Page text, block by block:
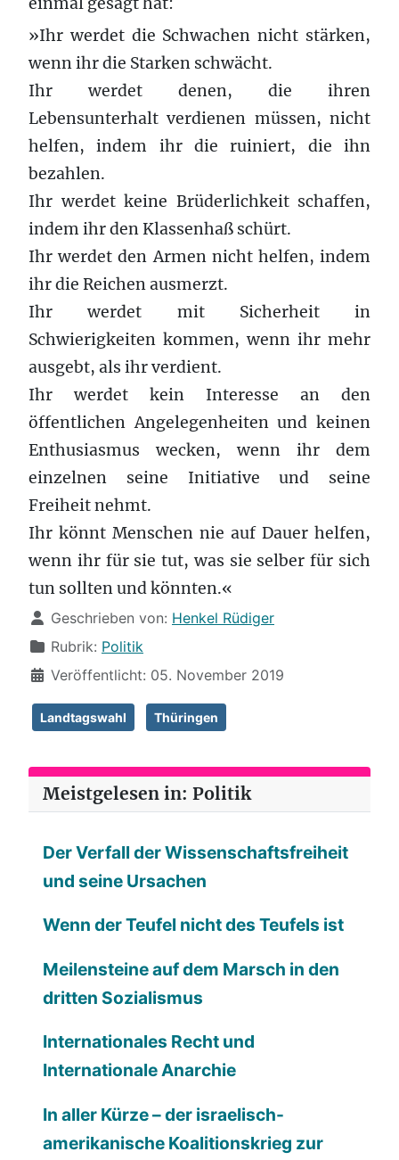
»Ihr werdet die Schwachen nicht stärken,
wenn ihr die Starken schwächt.
Ihr werdet denen, die ihren
Lebensunterhalt verdienen müssen, nicht
helfen, indem ihr die ruiniert, die ihn
bezahlen.
Ihr werdet keine Brüderlichkeit schaffen,
indem ihr den Klassenhaß schürt.
Ihr werdet den Armen nicht helfen, indem
ihr die Reichen ausmerzt.
Ihr werdet mit Sicherheit in
Schwierigkeiten kommen, wenn ihr mehr
ausgebt, als ihr verdient.
Ihr werdet kein Interesse an den
öffentlichen Angelegenheiten und keinen
Enthusiasmus wecken, wenn ihr dem
einzelnen seine Initiative und seine
Freiheit nehmt.
Ihr könnt Menschen nie auf Dauer helfen,
wenn ihr für sie tut, was sie selber für sich
tun sollten und könnten.«
Details
Geschrieben von: Henkel Rüdiger
Rubrik: Politik
Veröffentlicht: 05. November 2019
Landtagswahl Thüringen
Meistgelesen in: Politik
Der Verfall der Wissenschaftsfreiheit
und seine Ursachen
Wenn der Teufel nicht des Teufels ist
Meilensteine auf dem Marsch in den
dritten Sozialismus
Internationales Recht und
Internationale Anarchie
In aller Kürze – der israelisch-
amerikanische Koalitionskrieg zur